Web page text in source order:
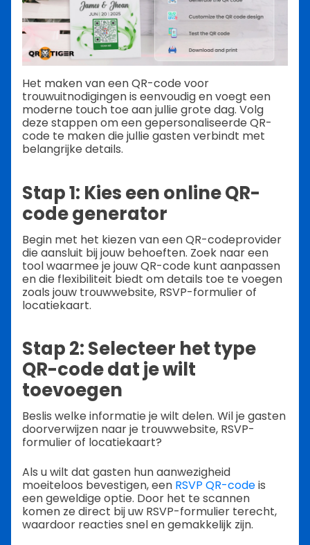
Het maken van een QR-code voor
trouwuitnodigingen is eenvoudig en voegt een
moderne touch toe aan jullie grote dag. Volg
deze stappen om een gepersonaliseerde QR-
code te maken die jullie gasten verbindt met
belangrijke details.
Stap 1: Kies een online QR-
code generator
Begin met het kiezen van een QR-codeprovider
die aansluit bij jouw behoeften. Zoek naar een
tool waarmee je jouw QR-code kunt aanpassen
en die flexibiliteit biedt om details toe te voegen
zoals jouw trouwwebsite, RSVP-formulier of
locatiekaart.
Stap 2: Selecteer het type
QR-code dat je wilt
toevoegen
Beslis welke informatie je wilt delen. Wil je gasten
doorverwijzen naar je trouwwebsite, RSVP-
formulier of locatiekaart?
Als u wilt dat gasten hun aanwezigheid
moeiteloos bevestigen, een RSVP QR-codeis
een geweldige optie. Door het te scannen
komen ze direct bij uw RSVP-formulier terecht,
waardoor reacties snel en gemakkelijk zijn.